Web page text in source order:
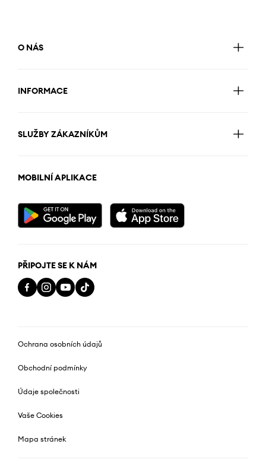
O NÁS
INFORMACE
SLUŽBY ZÁKAZNÍKŮM
MOBILNÍ APLIKACE
PŘIPOJTE SE K NÁM
Ochrana osobních údajů
Obchodní podmínky
Údaje společnosti
Vaše Cookies
Mapa stránek